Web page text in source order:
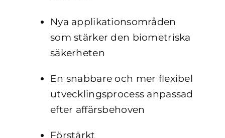
Nya applikationsområden
som stärker den biometriska
säkerheten
En snabbare och mer flexibel
utvecklingsprocess anpassad
efter affärsbehoven
Förstärkt